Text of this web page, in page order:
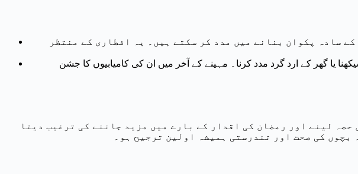
سادہ پکوان بنانے میں مدد کر سکتے ہیں۔ یہ افطاری کے منتظر
یا گھر کے ارد گرد مدد کرنا۔ مہینے کے آخر میں ان کی کامیابیوں کا جشن
لینے اور رمضان کی اقدار کے بارے میں مزید جاننے کی ترغیب دیتا
کی صحت اور تندرستی ہمیشہ اولین ترجیح ہو۔